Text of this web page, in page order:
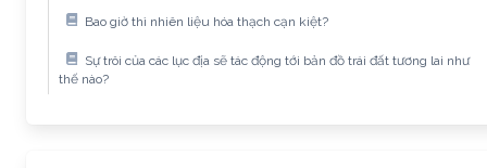
Bao giờ thì nhiên liệu hóa thạch cạn kiệt?
Sự trôi của các lục địa sẽ tác động tới bản đồ trái đất tương lai như
thế nào?